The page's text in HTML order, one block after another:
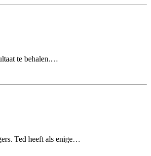
te behalen.…
Ted heeft als enige…